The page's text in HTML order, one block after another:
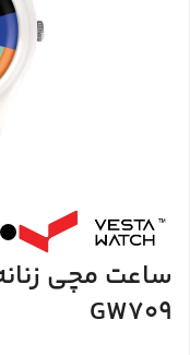
GW709